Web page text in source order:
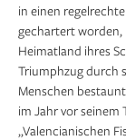
in einen
gechartert worden,
Heimatland ihres
Triumphzug durch
Menschen
im Jahr vor
„Valencianischen